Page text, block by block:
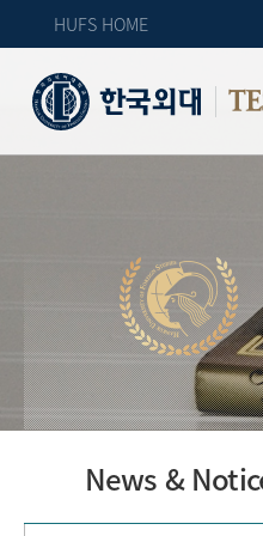
HUFS HOME
News &